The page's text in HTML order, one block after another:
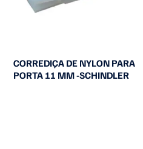
CORREDIÇA DE NYLON PARA
PORTA 11 MM -SCHINDLER